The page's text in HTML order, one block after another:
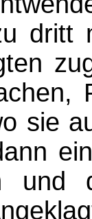
dritt
sie
und